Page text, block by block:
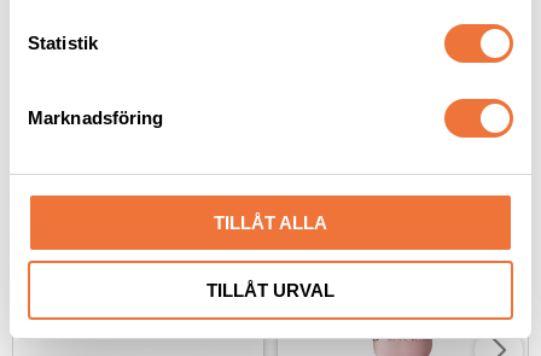
Statistik
Marknadsföring
TILLÅT ALLA
TILLÅT URVAL